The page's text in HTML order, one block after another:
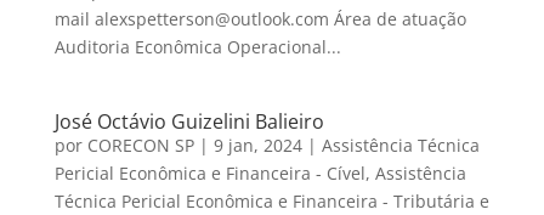
mail alexspetterson@outlook.com Área de atuação
Auditoria Econômica Operacional...
José Octávio Guizelini Balieiro
por CORECON SP| 9 jan, 2024| Assistência Técnica
Pericial Econômica e Financeira - Cível, Assistência
Técnica Pericial Econômica e Financeira - Tributária e